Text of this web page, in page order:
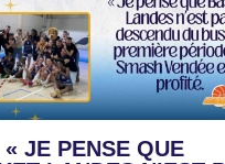
« JE PENSE QUE